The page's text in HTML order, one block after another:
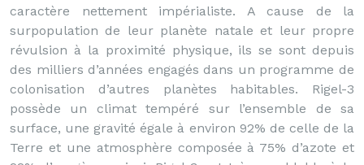
caractère nettement impérialiste. A cause de la
surpopulation de leur planète natale et leur propre
révulsion à la proximité physique, ils se sont depuis
des milliers d’années engagés dans un programme de
colonisation d’autres planètes habitables. Rigel-3
possède un climat tempéré sur l’ensemble de sa
surface, une gravité égale à environ 92% de celle de la
Terre et une atmosphère composée à 75% d’azote et